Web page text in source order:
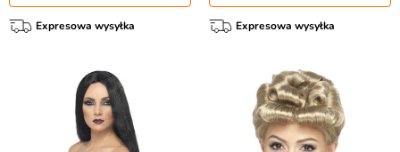
Expresowa wysyłka Expresowa wysyłka